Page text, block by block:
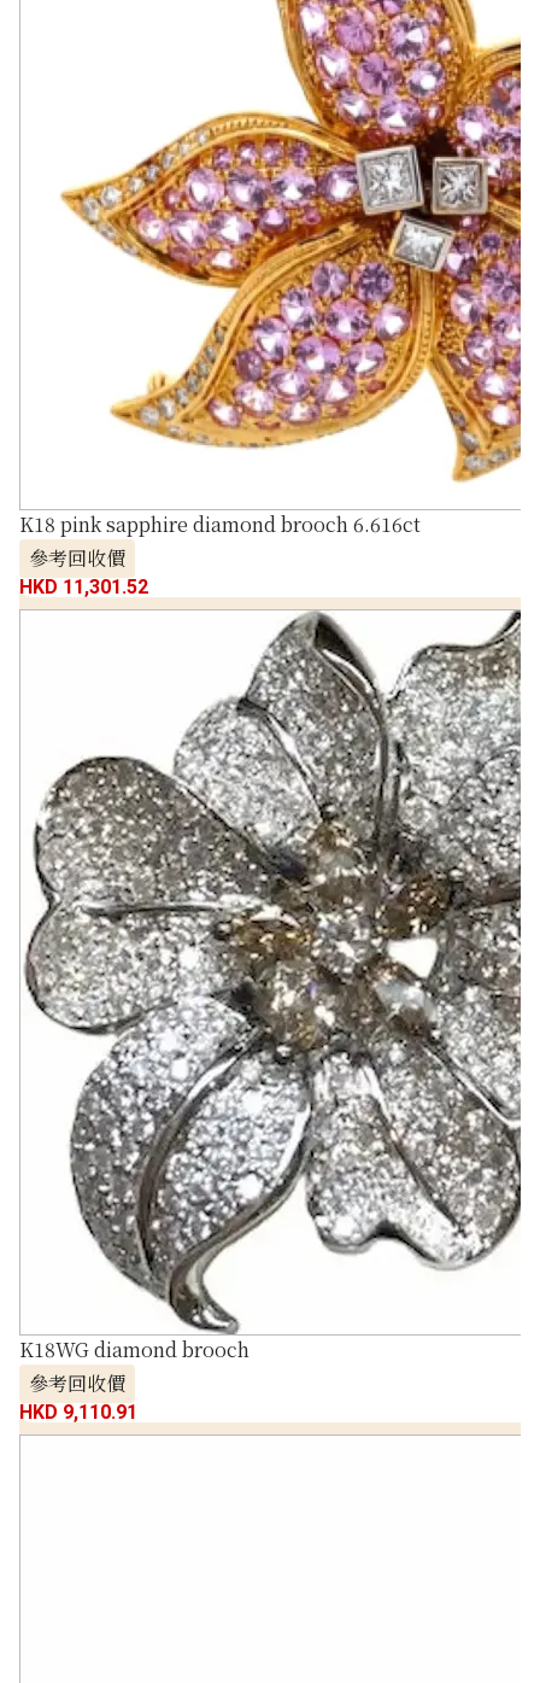
K18 pink sapphire diamond brooch 6.616ct
參考回收價
HKD 11,301.52
K18WG diamond brooch
參考回收價
HKD 9,110.91